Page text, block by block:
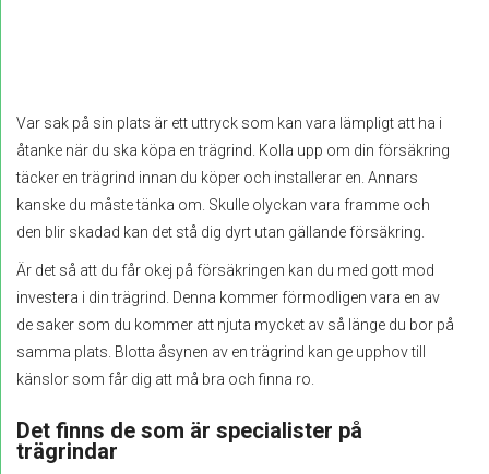
Var sak på sin plats är ett uttryck som kan vara lämpligt att ha i
åtanke när du ska köpa en trägrind. Kolla upp om din försäkring
täcker en trägrind innan du köper och installerar en. Annars
kanske du måste tänka om. Skulle olyckan vara framme och
den blir skadad kan det stå dig dyrt utan gällande försäkring.
Är det så att du får okej på försäkringen kan du med gott mod
investera i din trägrind. Denna kommer förmodligen vara en av
de saker som du kommer att njuta mycket av så länge du bor på
samma plats. Blotta åsynen av en trägrind kan ge upphov till
känslor som får dig att må bra och finna ro.
Det finns de som är specialister på
trägrindar